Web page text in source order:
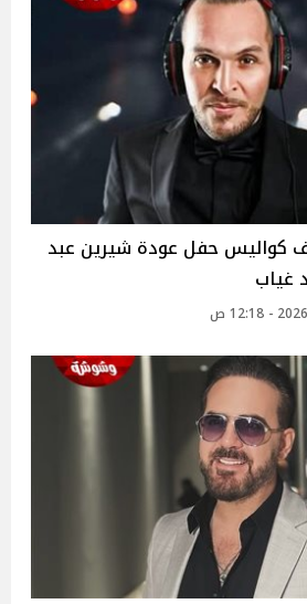
كواليس حفل عودة شيرين عبد
غياب